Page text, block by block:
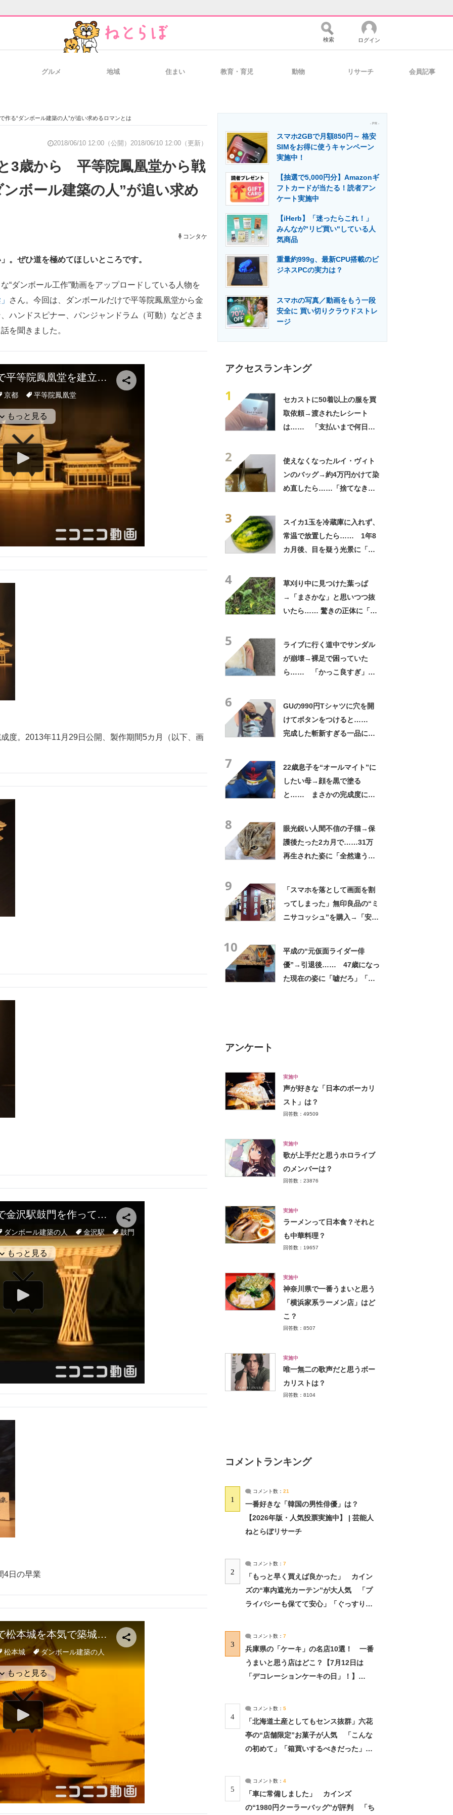
経営リーダーのコミュニティ マーケ×ITの今がよく分かる
の総合サイト IT製品の技術・比較・事例 製造業のIT導入・活用を支援
エネルギーの専門メディア 建設×テクノロジーの最前線
検索 ログイン
グルメ 地域 住まい 教育・育児 動物 リサーチ 会員記事
る“ダンボール建築の人”が追い求めるロマンとは
2018/06/10 12:00（公開） 2018/06/10 12:00（更新）
3歳から 平等院鳳凰堂から戦
ボール建築の人”が追い求め
コンタケ
。ぜひ道を極めてほしいところです。
ダンボール工作”動画をアップロードしている人物を
さん。今回は、ダンボールだけで平等院鳳凰堂から金
ハンドスピナー、パンジャンドラム（可動）などさま
を聞きました。
度。2013年11月29日公開、製作期間5カ月（以下、画
4日の早業
- PR -
スマホ2GBで月額850円～ 格安
SIMをお得に使うキャンペーン
実施中！
【抽選で5,000円分】Amazonギ
フトカードが当たる！読者アン
ケート実施中
【iHerb】「迷ったらこれ！」
みんなが"リピ買い"している人
気商品
重量約999g、最新CPU搭載のビ
ジネスPCの実力は？
スマホの写真／動画をもう一段
安全に 買い切りクラウドストレ
ージ
アクセスランキング
1
セカストに50着以上の服を買
取依頼→渡されたレシート
は…… 「支払いまで何日か
2
使えなくなったルイ・ヴィト
ンのバッグ→約4万円かけて染
め直したら……「捨てなきゃ
3
スイカ1玉を冷蔵庫に入れず、
常温で放置したら…… 1年8
カ月後、目を疑う光景に「ヤ
4
草刈り中に見つけた葉っぱ
→「まさかな」と思いつつ抜
いたら…… 驚きの正体に「お
5
ライブに行く道中でサンダル
が崩壊→裸足で困っていた
ら…… 「かっこ良すぎ」ま
6
GUの990円Tシャツに穴を開
けてボタンをつけると……
完成した斬新すぎる一品に称
7
22歳息子を“オールマイト”に
したい母→顔を黒で塗る
と…… まさかの完成度に
8
眼光鋭い人間不信の子猫→保
護後たった2カ月で……31万
再生された姿に「全然違う」
9
「スマホを落として画面を割
ってしまった」無印良品の“ミ
ニサコッシュ”を購入→「安心
10
平成の“元仮面ライダー俳
優”→引退後…… 47歳になっ
た現在の姿に「嘘だろ」「声
アンケート
実施中
声が好きな「日本のボーカリ
スト」は？
回答数：49509
実施中
歌が上手だと思うホロライブ
のメンバーは？
回答数：23876
実施中
ラーメンって日本食？それと
も中華料理？
回答数：19657
実施中
神奈川県で一番うまいと思う
「横浜家系ラーメン店」はど
こ？
回答数：8507
実施中
唯一無二の歌声だと思うボー
カリストは？
回答数：8104
コメントランキング
1
コメント数： 21
一番好きな「韓国の男性俳優」は？
【2026年版・人気投票実施中】 | 芸能人
ねとらぼリサーチ
2
コメント数： 7
「もっと早く買えば良かった」 カイン
ズの“車内遮光カーテン”が大人気 「プ
ライバシーも保てて安心」「ぐっすり眠
3
コメント数： 7
兵庫県の「ケーキ」の名店10選！ 一番
うまいと思う店はどこ？【7月12日は
「デコレーションケーキの日」！】
4
コメント数： 5
「北海道土産としてもセンス抜群」六花
亭の“店舗限定”お菓子が人気 「こんな
の初めて」「箱買いするべきだった」
5
コメント数： 4
「車に常備しました」 カインズ
の“1980円クーラーバッグ”が評判 「ち